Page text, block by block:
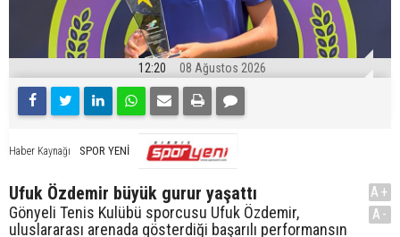
12:20 08 Ağustos 2026
Haber Kaynağı SPOR YENİ
Ufuk Özdemir büyük gurur yaşattı
Gönyeli Tenis Kulübü sporcusu Ufuk Özdemir,
uluslararası arenada gösterdiği başarılı performansın
A+
A-